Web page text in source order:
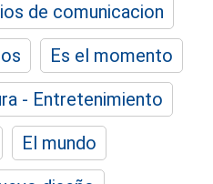
de comunicacion
Es el momento
- Entretenimiento
El mundo